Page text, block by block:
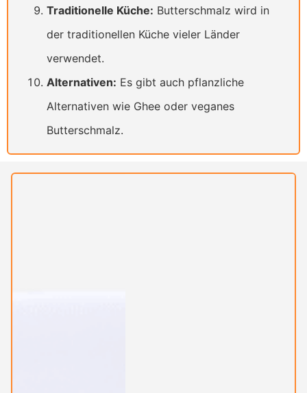
Traditionelle Küche: Butterschmalz wird in
der traditionellen Küche vieler Länder
verwendet.
Alternativen: Es gibt auch pflanzliche
Alternativen wie Ghee oder veganes
Butterschmalz.